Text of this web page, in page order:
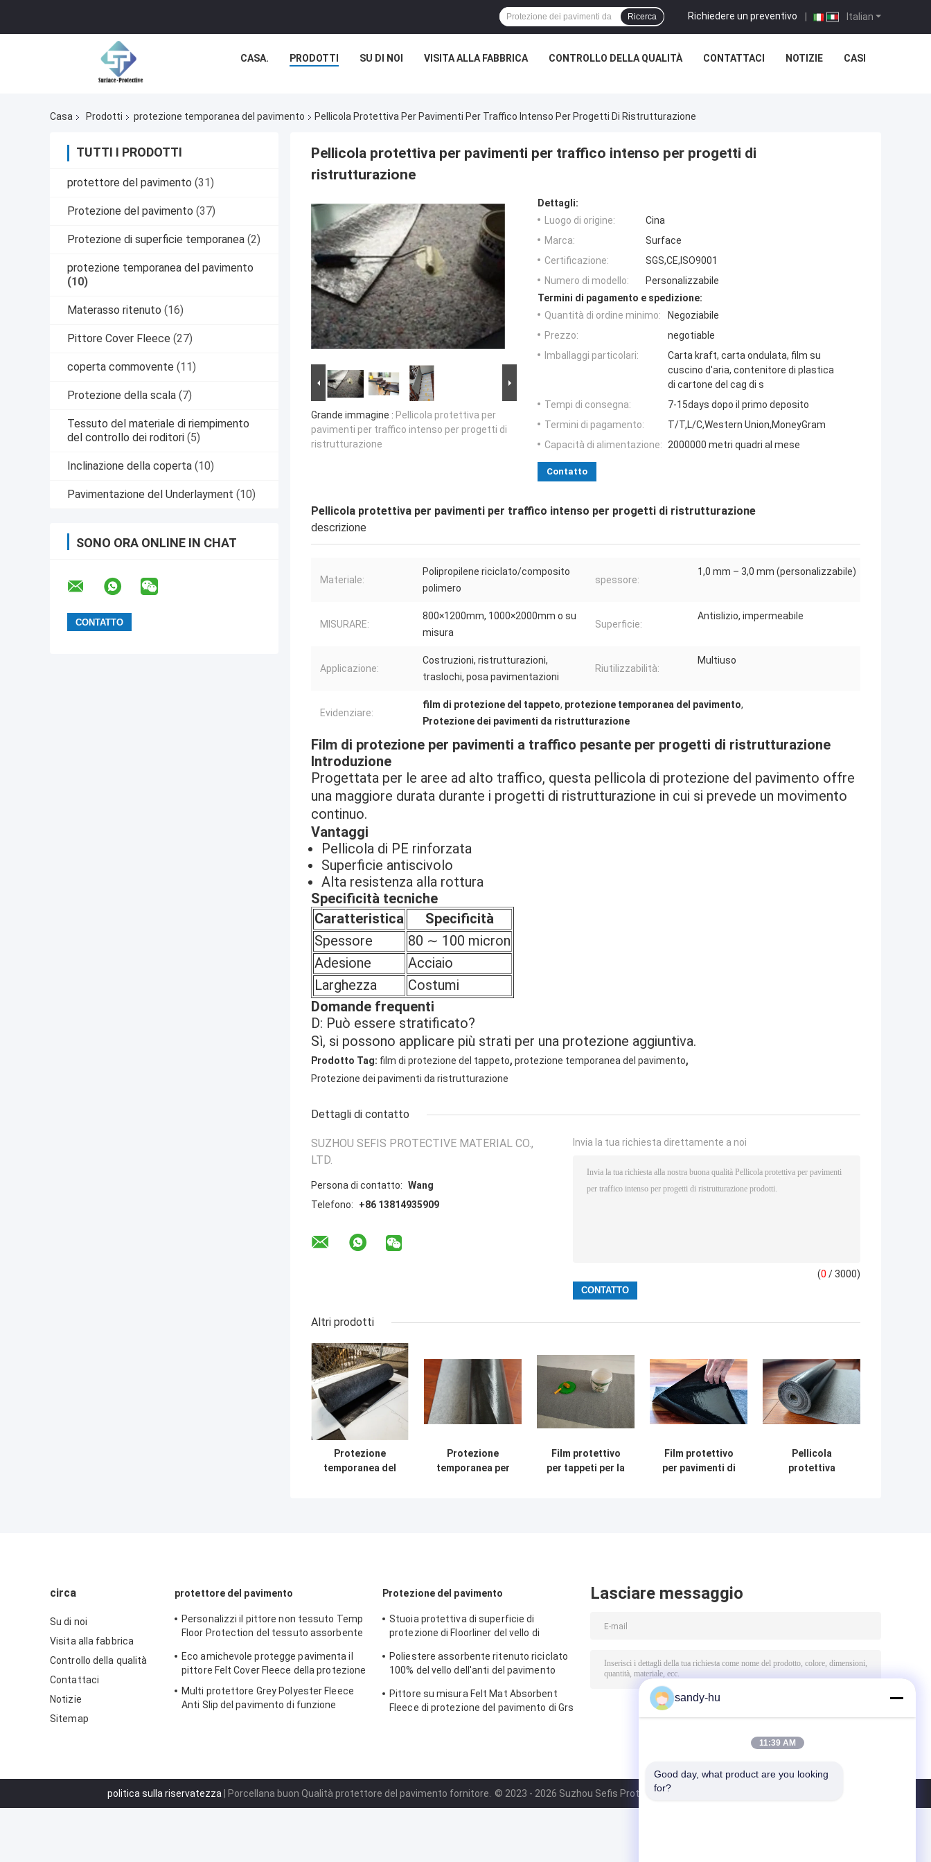
Italian
Richiedere un preventivo |
Ricerca
CASA. PRODOTTI SU DI NOI VISITA ALLA FABBRICA CONTROLLO DELLA QUALITÀ CONTATTACI NOTIZIE CASI
Casa Prodotti protezione temporanea del pavimento Pellicola Protettiva Per Pavimenti Per Traffico Intenso Per Progetti Di Ristrutturazione
TUTTI I PRODOTTI
protettore del pavimento (31)
Protezione del pavimento (37)
Protezione di superficie temporanea (2)
protezione temporanea del pavimento
(10)
Materasso ritenuto (16)
Pittore Cover Fleece (27)
coperta commovente (11)
Protezione della scala (7)
Tessuto del materiale di riempimento
del controllo dei roditori (5)
Inclinazione della coperta (10)
Pavimentazione del Underlayment (10)
SONO ORA ONLINE IN CHAT
Pellicola protettiva per pavimenti per traffico intenso per progetti di
ristrutturazione
Grande immagine : Pellicola protettiva per
pavimenti per traffico intenso per progetti di
ristrutturazione
Dettagli:
Luogo di origine:
Cina
Marca:
Surface
Certificazione:
SGS,CE,ISO9001
Numero di modello:
Personalizzabile
Termini di pagamento e spedizione:
Quantità di ordine minimo:
Negoziabile
Prezzo:
negotiable
Imballaggi particolari:
Carta kraft, carta ondulata, film su
cuscino d'aria, contenitore di plastica
di cartone del cag di s
Tempi di consegna:
7-15days dopo il primo deposito
Termini di pagamento:
T/T,L/C,Western Union,MoneyGram
Capacità di alimentazione: 2000000 metri quadri al mese
Contatto
Pellicola protettiva per pavimenti per traffico intenso per progetti di ristrutturazione
descrizione
Materiale:
Polipropilene riciclato/composito
polimero
spessore:
1,0 mm – 3,0 mm (personalizzabile)
MISURARE:
800×1200mm, 1000×2000mm o su
misura
Superficie:
Antislizio, impermeabile
Applicazione:
Costruzioni, ristrutturazioni,
traslochi, posa pavimentazioni
Riutilizzabilità:
Multiuso
Evidenziare:
film di protezione del tappeto, protezione temporanea del pavimento,
Protezione dei pavimenti da ristrutturazione
Film di protezione per pavimenti a traffico pesante per progetti di ristrutturazione
Introduzione
Progettata per le aree ad alto traffico, questa pellicola di protezione del pavimento offre
una maggiore durata durante i progetti di ristrutturazione in cui si prevede un movimento
continuo.
Vantaggi
Pellicola di PE rinforzata
Superficie antiscivolo
Alta resistenza alla rottura
Specificità tecniche
Caratteristica
Specificità
Spessore
80 ∼ 100 micron
Adesione
Acciaio
Larghezza
Costumi
Domande frequenti
D: Può essere stratificato?
Sì, si possono applicare più strati per una protezione aggiuntiva.
Prodotto Tag: film di protezione del tappeto, protezione temporanea del pavimento,
Protezione dei pavimenti da ristrutturazione
Dettagli di contatto
SUZHOU SEFIS PROTECTIVE MATERIAL CO.,
LTD.
Persona di contatto: Wang
Telefono:
+86 13814935909
Invia la tua richiesta direttamente a noi
(0 / 3000)
Altri prodotti
Protezione
temporanea del
Protezione
temporanea per
Film protettivo
per tappeti per la
Film protettivo
per pavimenti di
Pellicola
protettiva
circa
Su di noi
Visita alla fabbrica
Controllo della qualità
Contattaci
Notizie
Sitemap
protettore del pavimento
Personalizzi il pittore non tessuto Temp
Floor Protection del tessuto assorbente
Eco amichevole protegge pavimenta il
pittore Felt Cover Fleece della protezione
Multi protettore Grey Polyester Fleece
Anti Slip del pavimento di funzione
Protezione del pavimento
Stuoia protettiva di superficie di
protezione di Floorliner del vello di
Poliestere assorbente ritenuto riciclato
100% del vello dell'anti del pavimento
Pittore su misura Felt Mat Absorbent
Fleece di protezione del pavimento di Grs
Lasciare messaggio
politica sulla riservatezza| Porcellana buon Qualità protettore del pavimento fornitore. © 2023 - 2026 Suzhou Sefis Protective Material Co., Ltd.. All Rights Reserved.
sandy-hu
11:39 AM
Good day, what product are you looking
for?